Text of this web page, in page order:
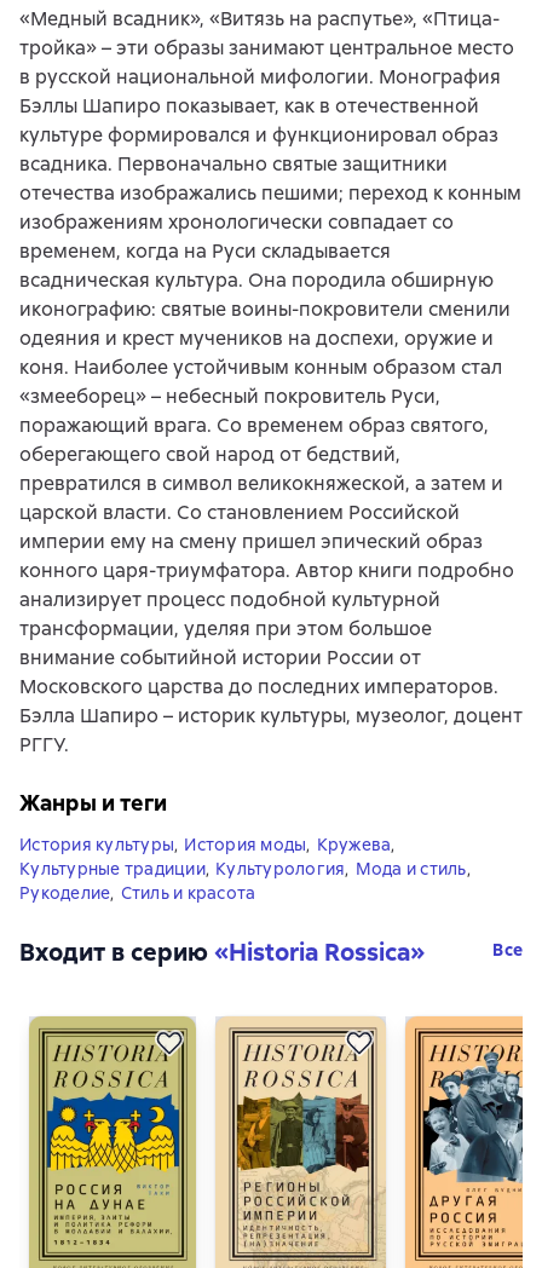
«Медный всадник», «Витязь на распутье», «Птица-
тройка» – эти образы занимают центральное место
в русской национальной мифологии. Монография
Бэллы Шапиро показывает, как в отечественной
культуре формировался и функционировал образ
всадника. Первоначально святые защитники
отечества изображались пешими; переход к конным
изображениям хронологически совпадает со
временем, когда на Руси складывается
всадническая культура. Она породила обширную
иконографию: святые воины-покровители сменили
одеяния и крест мучеников на доспехи, оружие и
коня. Наиболее устойчивым конным образом стал
«змееборец» – небесный покровитель Руси,
поражающий врага. Со временем образ святого,
оберегающего свой народ от бедствий,
превратился в символ великокняжеской, а затем и
царской власти. Со становлением Российской
империи ему на смену пришел эпический образ
конного царя-триумфатора. Автор книги подробно
анализирует процесс подобной культурной
трансформации, уделяя при этом большое
внимание событийной истории России от
Московского царства до последних императоров.
Бэлла Шапиро – историк культуры, музеолог, доцент
РГГУ.
Жанры и теги
История культуры, История моды, Кружева,
Культурные традиции, Культурология, Мода и стиль,
Рукоделие, Стиль и красота
Входит в серию«Historia Rossica» Все